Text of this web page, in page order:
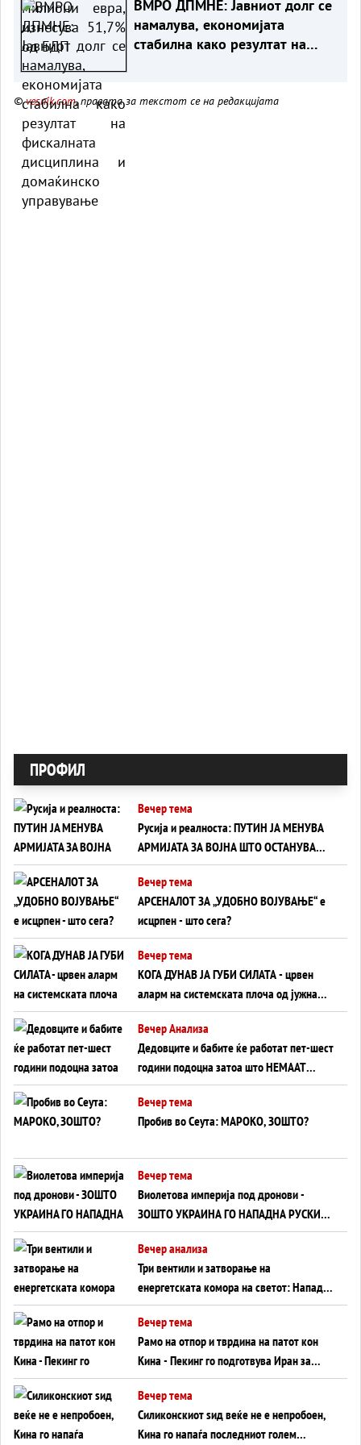
ВМРО ДПМНЕ: Јавниот долг се
намалува, економијата
стабилна како резултат на
©vesnik.com, правата за текстот се на редакцијата
ПРОФИЛ
Вечер тема
Русија и реалноста: ПУТИН ЈА МЕНУВА
АРМИЈАТА ЗА ВОЈНА ШТО ОСТАНУВА
БЕЗ ФРОНТ
Вечер тема
АРСЕНАЛОТ ЗА „УДОБНО ВОЈУВАЊЕ“ е
исцрпен - што сега?
Вечер тема
КОГА ДУНАВ ЈА ГУБИ СИЛАТА - црвен
аларм на системската плоча од јужна
Германија до Црното Море...
Вечер Анализа
Дедовците и бабите ќе работат пет-шест
години подоцна затоа што НЕМААТ
ВНУЦИ ДА ГИ ЗАМЕНАТ
Вечер тема
Пробив во Сеута: МАРОКО, ЗОШТО?
Вечер тема
Виолетова империја под дронови -
ЗОШТО УКРАИНА ГО НАПАДНА РУСКИОТ
WILDBERRIES
Вечер анализа
Три вентили и затворање на
енергетската комора на светот: Нападот
во Суец најавува глобален енергетски
инфаркт?
Вечер тема
Рамо на отпор и тврдина на патот кон
Кина - Пекинг го подготвува Иран за
американска копнена инвазија
Вечер тема
Силиконскиот ѕид веќе не е непробоен,
Кина го напаѓа последниот голем